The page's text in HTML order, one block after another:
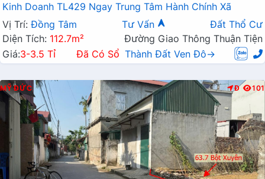
Kinh Doanh TL429 Ngay Trung Tâm Hành Chính Xã
Vị Trí: Đồng Tâm Tư Vấn
Đất Thổ Cư
Diện Tích: 112.7m²
Đường Giao Thông Thuận Tiện
Giá:3-3.5 Tỉ Đã Có Sổ Thành Đất Ven Đô→
MỸ ĐỨC Đ 101